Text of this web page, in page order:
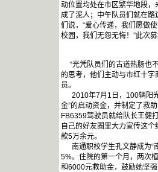
动位置均处在市区繁华地段
成了泥人；中午队员们就在
们说，“爱心传递，我们愿做
校园，我们无怨无悔！”此次
“光凭队员们的古道热肠也
的思考，他们主动与市红十
员。
2010年7月1日，100辆阳光
金”的启动资金，并制定了救
FB6359驾驶员就给队长王健
自己的好友圈里大力宣传这
款5万余元。
南通职校学生孔文静成为“
5%。住院的第一个月，两次
和6000元救助金，鼓励她坚强